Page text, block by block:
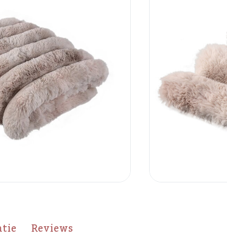
Reviews